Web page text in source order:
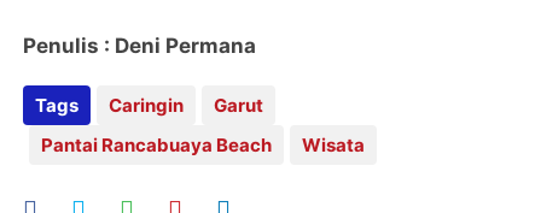
Penulis : Deni Permana
Tags Caringin
Garut
Pantai Rancabuaya Beach
Wisata